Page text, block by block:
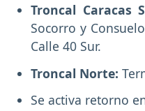
Troncal Caracas
Socorro y
Calle 40 Sur.
Troncal Norte:
Se activa retorno